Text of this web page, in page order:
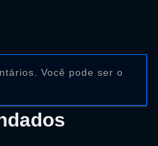
Você pode ser o